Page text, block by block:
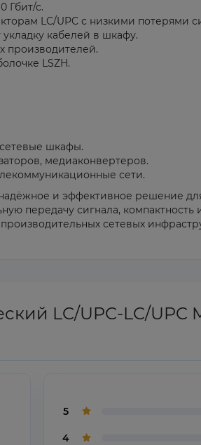
Гбит/с.
LC/UPC с низкими потерями
кабелей в шкафу.
производителей.
LSZH.
шкафы.
медиаконвертеров.
сети.
и эффективное решение
передачу сигнала, компактность
сетевых
LC/UPC-LC/UPC
5
4